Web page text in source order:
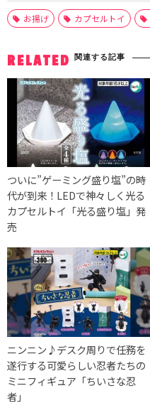
お揚げ カプセルトイ
RELATED 関連する記事
ついに”ゲーミング盛り塩”の時
代が到来！LEDで神々しく光る
カプセルトイ「光る盛り塩」発
売
ニンニン♪デスク周りで任務を
遂行する可愛らしい忍者たちの
ミニフィギュア「ちいさな忍
者」